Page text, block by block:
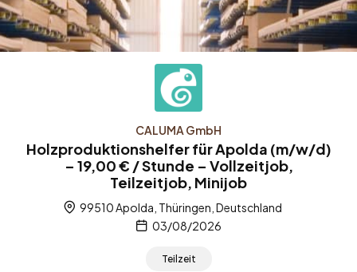
CALUMA GmbH
Holzproduktionshelfer für Apolda (m/w/d)
– 19,00 € / Stunde – Vollzeitjob,
Teilzeitjob, Minijob
99510 Apolda, Thüringen, Deutschland
03/08/2026
Teilzeit